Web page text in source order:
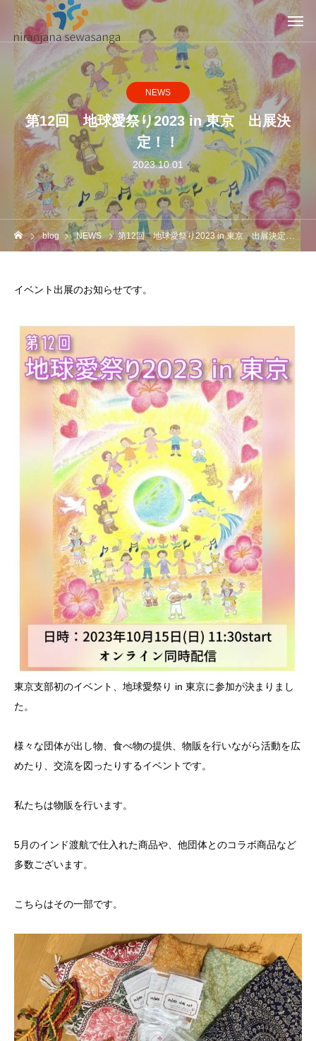
NEWS
第12回 地球愛祭り2023 in 東京 出展決
定！！
2023.10.01
blog NEWS 第12回 地球愛祭り2023 in 東京 出展決定！！
イベント出展のお知らせです。
東京支部初のイベント、地球愛祭り in 東京に参加が決まりまし
た。
様々な団体が出し物、食べ物の提供、物販を行いながら活動を広
めたり、交流を図ったりするイベントです。
私たちは物販を行います。
5月のインド渡航で仕入れた商品や、他団体とのコラボ商品など
多数ございます。
こちらはその一部です。